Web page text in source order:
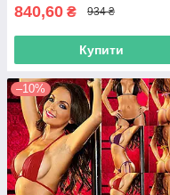
840,60 ₴ 934 ₴
Купити
–10%